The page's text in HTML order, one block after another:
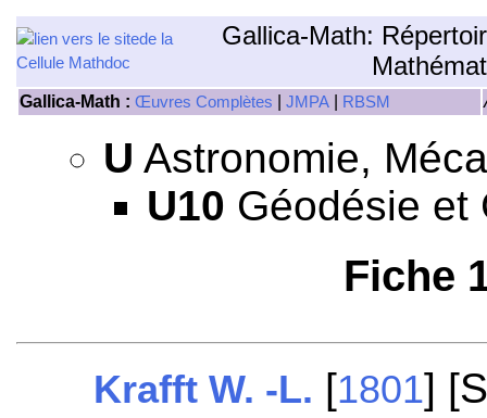
Gallica-Math:
Gallica-Math : Œuvres Complètes JMPA RBSM
U Astronomie,
U10 Géodésie et
Fiche
Krafft W. -L. [1801]